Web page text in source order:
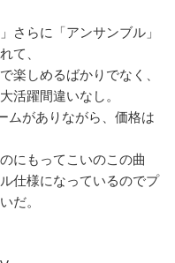
さらに「アンサンブル」
て、
楽しめるばかりでなく、
活躍間違いなし。
ムがありながら、価格は
にもってこいのこの曲
仕様になっているのでプ
だ。